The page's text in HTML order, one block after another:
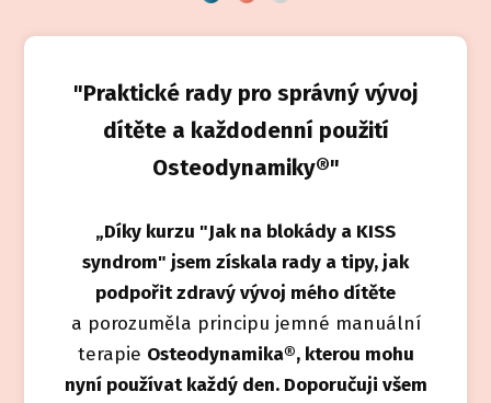
"Praktické rady pro správný vývoj
dítěte a každodenní použití
Osteodynamiky®"
„Díky kurzu "Jak na blokády a KISS
syndrom" jsem získala rady a tipy, jak
podpořit zdravý vývoj mého dítěte
a porozuměla principu jemné manuální
terapie Osteodynamika®, kterou mohu
nyní používat každý den. Doporučuji všem